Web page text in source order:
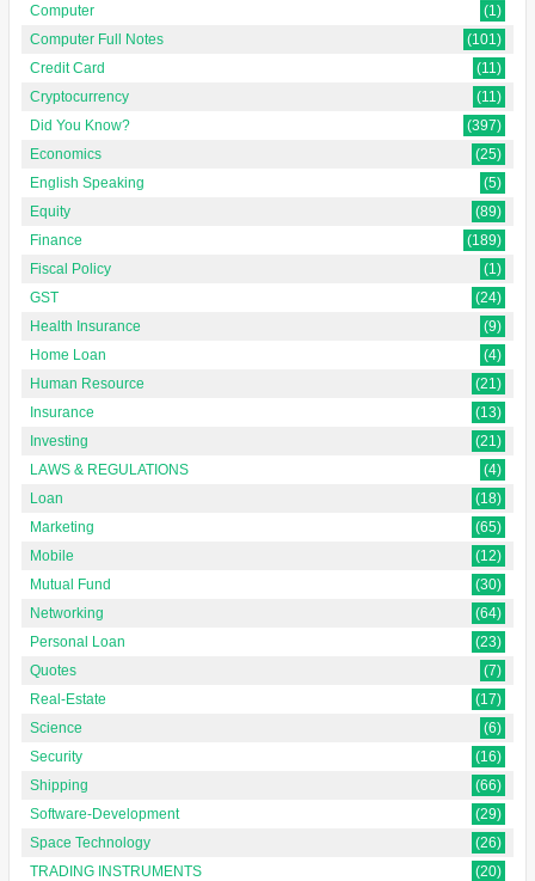
Computer
(1)
Computer Full Notes
(101)
Credit Card
(11)
Cryptocurrency
(11)
Did You Know?
(397)
Economics
(25)
English Speaking
(5)
Equity
(89)
Finance
(189)
Fiscal Policy
(1)
GST
(24)
Health Insurance
(9)
Home Loan
(4)
Human Resource
(21)
Insurance
(13)
Investing
(21)
LAWS & REGULATIONS
(4)
Loan
(18)
Marketing
(65)
Mobile
(12)
Mutual Fund
(30)
Networking
(64)
Personal Loan
(23)
Quotes
(7)
Real-Estate
(17)
Science
(6)
Security
(16)
Shipping
(66)
Software-Development
(29)
Space Technology
(26)
TRADING INSTRUMENTS
(20)